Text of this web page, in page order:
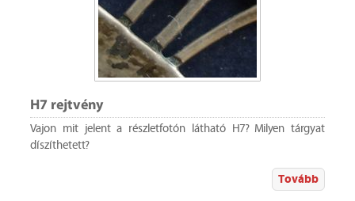
H7 rejtvény
Vajon mit jelent a részletfotón látható H7? Milyen tárgyat
díszíthetett?
Tovább